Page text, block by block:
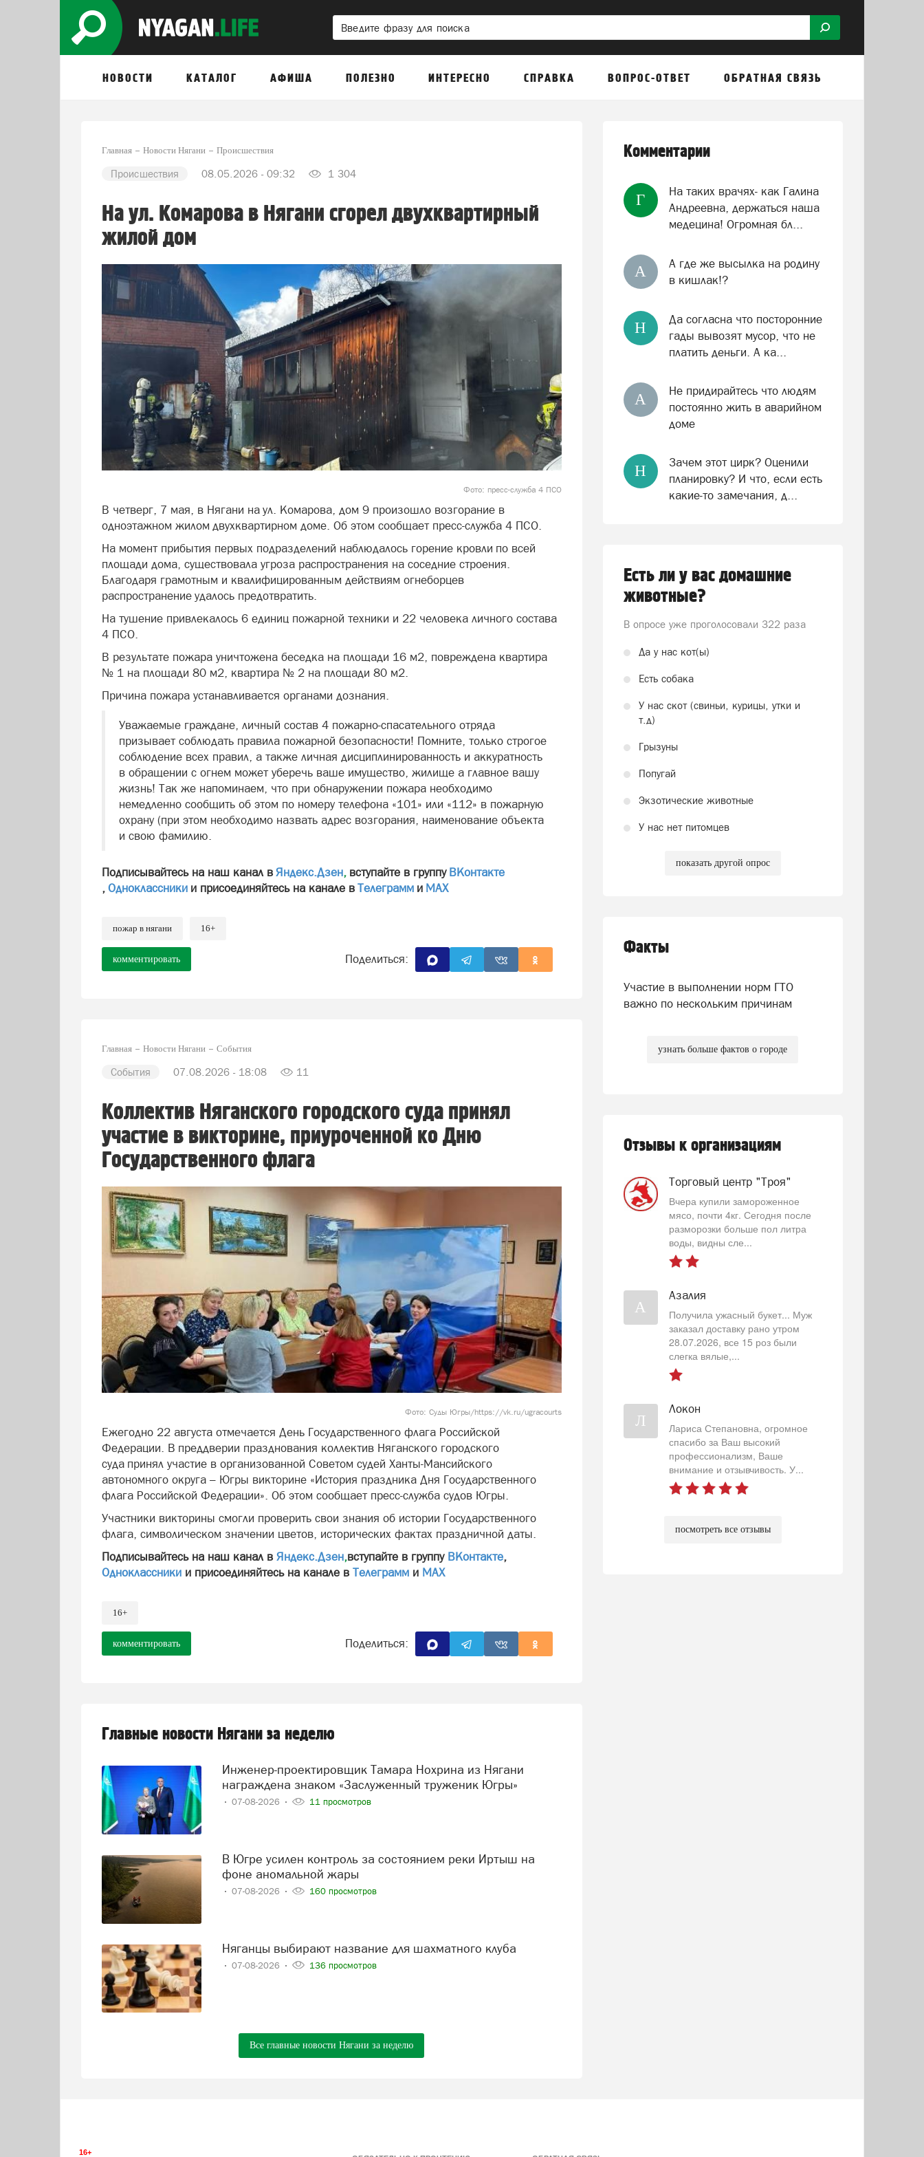
НОВОСТИ КАТАЛОГ АФИША ПОЛЕЗНО ИНТЕРЕСНО СПРАВКА ВОПРОС-ОТВЕТ ОБРАТНАЯ СВЯЗЬ
Главная Новости Нягани Происшествия
Происшествия 08.05.2026 - 09:32 1 304
На ул. Комарова в Нягани сгорел двухквартирный
жилой дом
Фото: пресс-служба 4 ПСО
В четверг, 7 мая, в Нягани на ул. Комарова, дом 9 произошло возгорание в
одноэтажном жилом двухквартирном доме. Об этом сообщает пресс-служба 4 ПСО.
На момент прибытия первых подразделений наблюдалось горение кровли по всей
площади дома, существовала угроза распространения на соседние строения.
Благодаря грамотным и квалифицированным действиям огнеборцев
распространение удалось предотвратить.
На тушение привлекалось 6 единиц пожарной техники и 22 человека личного состава
4 ПСО.
В результате пожара уничтожена беседка на площади 16 м2, повреждена квартира
№ 1 на площади 80 м2, квартира № 2 на площади 80 м2.
Причина пожара устанавливается органами дознания.
Уважаемые граждане, личный состав 4 пожарно-спасательного отряда
призывает соблюдать правила пожарной безопасности! Помните, только строгое
соблюдение всех правил, а также личная дисциплинированность и аккуратность
в обращении с огнем может уберечь ваше имущество, жилище а главное вашу
жизнь! Так же напоминаем, что при обнаружении пожара необходимо
немедленно сообщить об этом по номеру телефона «101» или «112» в пожарную
охрану (при этом необходимо назвать адрес возгорания, наименование объекта
и свою фамилию.
Подписывайтесь на наш канал в Яндекс.Дзен, вступайте в группу ВКонтакте
, Одноклассники и присоединяйтесь на канале в Телеграмм и МАХ
пожар в нягани 16+
комментировать Поделиться:
Главная Новости Нягани События
События 07.08.2026 - 18:08 11
Коллектив Няганского городского суда принял
участие в викторине, приуроченной ко Дню
Государственного флага
Фото: Суды Югры/https://vk.ru/ugracourts
Ежегодно 22 августа отмечается День Государственного флага Российской
Федерации. В преддверии празднования коллектив Няганского городского
суда принял участие в организованной Советом судей Ханты-Мансийского
автономного округа – Югры викторине «История праздника Дня Государственного
флага Российской Федерации». Об этом сообщает пресс-служба судов Югры.
Участники викторины смогли проверить свои знания об истории Государственного
флага, символическом значении цветов, исторических фактах праздничной даты.
Подписывайтесь на наш канал в Яндекс.Дзен,вступайте в группу ВКонтакте,
Одноклассники и присоединяйтесь на канале в Телеграмм и МАХ
16+
комментировать Поделиться:
Главные новости Нягани за неделю
Инженер-проектировщик Тамара Нохрина из Нягани
награждена знаком «Заслуженный труженик Югры»
07-08-2026 11 просмотров
В Югре усилен контроль за состоянием реки Иртыш на
фоне аномальной жары
07-08-2026 160 просмотров
Няганцы выбирают название для шахматного клуба
07-08-2026 136 просмотров
Все главные новости Нягани за неделю
Комментарии
Г
На таких врачях- как Галина
Андреевна, держаться наша
медецина! Огромная бл...
А
А где же высылка на родину
в кишлак!?
Н
Да согласна что посторонние
гады вывозят мусор, что не
платить деньги. А ка...
А
Не придирайтесь что людям
постоянно жить в аварийном
доме
Н
Зачем этот цирк? Оценили
планировку? И что, если есть
какие-то замечания, д...
Есть ли у вас домашние
животные?
В опросе уже проголосовали 322 раза
Да у нас кот(ы)
Есть собака
У нас скот (свиньи, курицы, утки и
т.д)
Грызуны
Попугай
Экзотические животные
У нас нет питомцев
показать другой опрос
Факты
Участие в выполнении норм ГТО
важно по нескольким причинам
узнать больше фактов о городе
Отзывы к организациям
Торговый центр "Троя"
Вчера купили замороженное
мясо, почти 4кг. Сегодня после
разморозки больше пол литра
воды, видны сле...
А
Азалия
Получила ужасный букет... Муж
заказал доставку рано утром
28.07.2026, все 15 роз были
слегка вялые,...
Л
Локон
Лариса Степановна, огромное
спасибо за Ваш высокий
профессионализм, Ваше
внимание и отзывчивость. У...
посмотреть все отзывы
16+